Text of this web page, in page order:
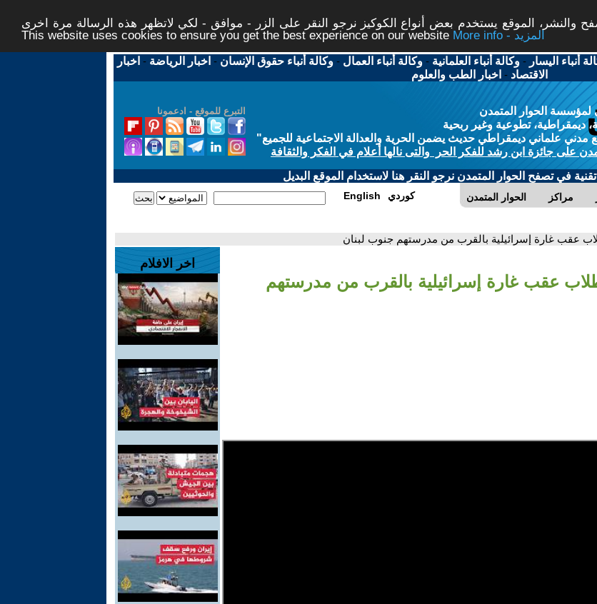
والنشر، الموقع يستخدم بعض أنواع الكوكيز نرجو النقر على الزر - موافق - لكي لاتظهر هذه الرسالة مرة اخرى -
This website uses cookies to ensure you get the best experience on our website
More info - المزيد
أنباء اليسار -وكالة أنباء العلمانية -وكالة أنباء العمال -وكالة أنباء حقوق الإنسان - اخبار الرياضة - اخبار
الاقتصاد - اخبار الطب والعلوم
التبرع للموقع - ادعمونا
لمؤسسة الحوار المتمدن
ديمقراطية، تطوعية وغير ربحية
علماني ديمقراطي حديث يضمن الحرية والعدالة الاجتماعية للجميع"
على جائزة ابن رشد للفكر الحر والتى نالها أعلام في الفكر والثقافة
في تصفح الحوار المتمدن نرجو النقر هنا لاستخدام الموقع البديل
الحوار المتمدن مراكز English كوردي
عقب غارة إسرائيلية بالقرب من مدرستهم جنوب لبنان
عقب غارة إسرائيلية بالقرب من مدرستهم
اخر الافلام